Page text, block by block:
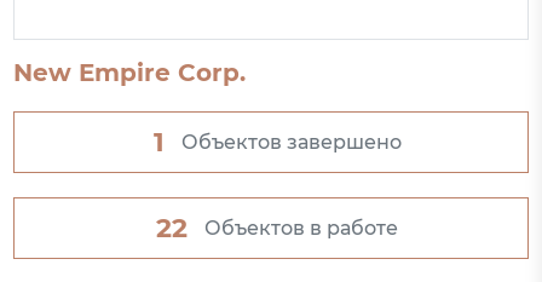
New Empire Corp.
1 Объектов завершено
22 Объектов в работе